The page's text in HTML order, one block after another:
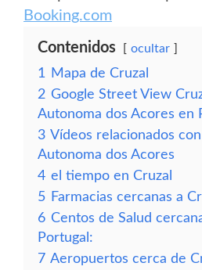
Booking.com
Contenidos ocultar
1
Mapa de Cruzal
2 Google Street View
Autonoma dos Acores en
3 Vídeos relacionados
Autonoma dos Acores
4 el tiempo en Cruzal
5 Farmacias cercanas a
6 Centos de Salud
Portugal:
7 Aeropuertos cerca de